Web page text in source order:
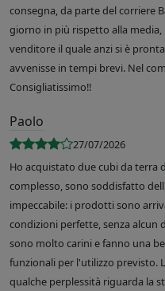
consegna, da parte del corriere
giorno in più rispetto alla
venditore il quale anzi si è
avvenisse in tempi brevi. Nel
Consigliatissimo!!
Paolo
27/07/2026
Ho acquistato due cubi da terra
complesso, sono soddisfatto
impeccabile: i prodotti sono
condizioni perfette, senza alcun
sono molto carini e fanno una
funzionali per l'utilizzo previsto.
qualche perplessità riguarda la